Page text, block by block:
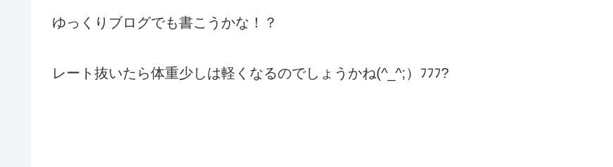
ゆっくりブログでも書こうかな！？
レート抜いたら体重少しは軽くなるのでしょうかね(^_^;）ﾌﾌﾌ?